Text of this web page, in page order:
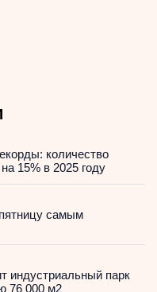
количество
15% в 2025 году
самым
индустриальный парк
76 000 м2